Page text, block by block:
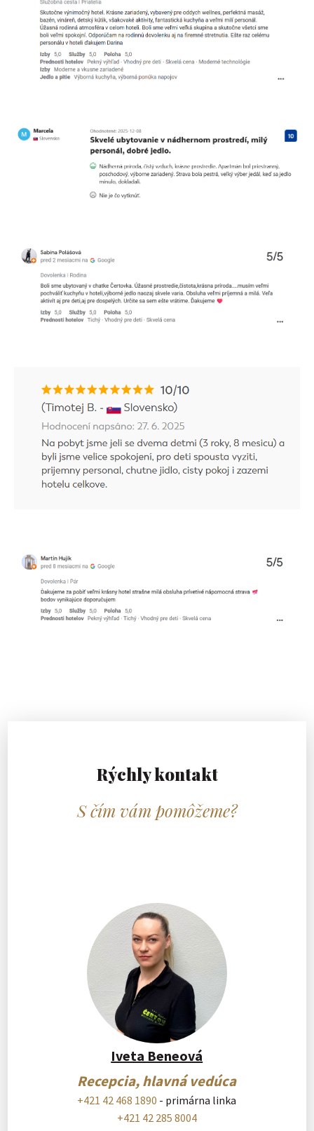
Rýchly kontakt
S čím vám pomôžeme?
Iveta Beneová
Recepcia, hlavná vedúca
+421 42 468 1890 - primárna linka
+421 42 285 8004